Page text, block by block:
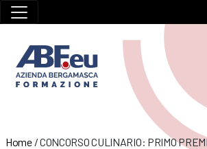
Home/CONCORSO CULINARIO: PRIMO